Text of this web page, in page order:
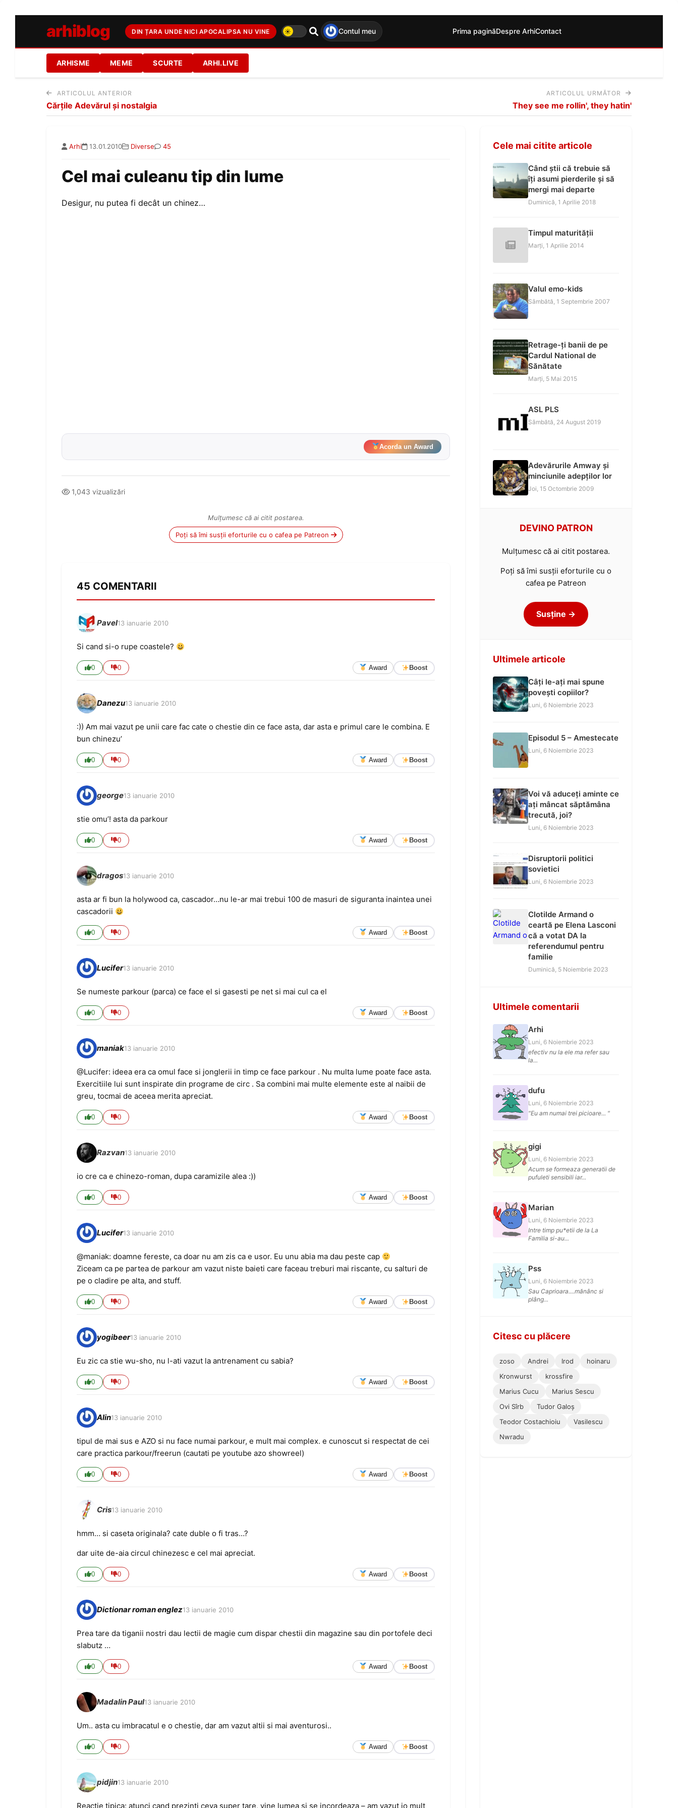
arhiblog DIN ȚARA UNDE NICI APOCALIPSA NU VINE Contul meu Prima paginăDespre ArhiContact
ARHISME MEME SCURTE ARHI.LIVE
ARTICOLUL ANTERIOR
Cărţile Adevărul şi nostalgia
ARTICOLUL URMĂTOR
They see me rollin', they hatin'
Arhi 13.01.2010 Diverse 45
Cel mai culeanu tip din lume
Desigur, nu putea fi decât un chinez…
Acorda un Award
1,043 vizualizări
Mulțumesc că ai citit postarea.
Poți să îmi susții eforturile cu o cafea pe Patreon
45 COMENTARII
Pavel13 ianuarie 2010
Si cand si-o rupe coastele?
0 0 Award Boost
Danezu13 ianuarie 2010
:)) Am mai vazut pe unii care fac cate o chestie din ce face asta, dar asta e primul care le combina. E
bun chinezu’
0 0 Award Boost
george13 ianuarie 2010
stie omu’! asta da parkour
0 0 Award Boost
dragos13 ianuarie 2010
asta ar fi bun la holywood ca, cascador…nu le-ar mai trebui 100 de masuri de siguranta inaintea unei
cascadorii
0 0 Award Boost
Lucifer13 ianuarie 2010
Se numeste parkour (parca) ce face el si gasesti pe net si mai cul ca el
0 0 Award Boost
maniak13 ianuarie 2010
@Lucifer: ideea era ca omul face si jonglerii in timp ce face parkour . Nu multa lume poate face asta.
Exercitiile lui sunt inspirate din programe de circ . Sa combini mai multe elemente este al naibii de
greu, tocmai de aceea merita apreciat.
0 0 Award Boost
Razvan13 ianuarie 2010
io cre ca e chinezo-roman, dupa caramizile alea :))
0 0 Award Boost
Lucifer13 ianuarie 2010
@maniak: doamne fereste, ca doar nu am zis ca e usor. Eu unu abia ma dau peste cap
Ziceam ca pe partea de parkour am vazut niste baieti care faceau treburi mai riscante, cu salturi de
pe o cladire pe alta, and stuff.
0 0 Award Boost
yogibeer13 ianuarie 2010
Eu zic ca stie wu-sho, nu l-ati vazut la antrenament cu sabia?
0 0 Award Boost
Alin13 ianuarie 2010
tipul de mai sus e AZO si nu face numai parkour, e mult mai complex. e cunoscut si respectat de cei
care practica parkour/freerun (cautati pe youtube azo showreel)
0 0 Award Boost
Cris13 ianuarie 2010
hmm… si caseta originala? cate duble o fi tras…?
dar uite de-aia circul chinezesc e cel mai apreciat.
0 0 Award Boost
Dictionar roman englez13 ianuarie 2010
Prea tare da tiganii nostri dau lectii de magie cum dispar chestii din magazine sau din portofele deci
slabutz …
0 0 Award Boost
Madalin Paul13 ianuarie 2010
Um.. asta cu imbracatul e o chestie, dar am vazut altii si mai aventurosi..
0 0 Award Boost
pidjin13 ianuarie 2010
Reactie tipica: atunci cand prezinti ceva super tare, vine lumea si se incordeaza – am vazut io mult
Cele mai citite articole
Când știi că trebuie să
îți asumi pierderile și să
mergi mai departe
Duminică, 1 Aprilie 2018
Timpul maturității
Marți, 1 Aprilie 2014
Valul emo-kids
Sâmbătă, 1 Septembrie 2007
Retrage-ți banii de pe
Cardul National de
Sănătate
Marți, 5 Mai 2015
ASL PLS
Sâmbătă, 24 August 2019
Adevărurile Amway și
minciunile adepților lor
Joi, 15 Octombrie 2009
DEVINO PATRON
Mulțumesc că ai citit postarea.
Poți să îmi susții eforturile cu o
cafea pe Patreon
Susține →
Ultimele articole
Câți le-ați mai spune
povești copiilor?
Luni, 6 Noiembrie 2023
Episodul 5 – Amestecate
Luni, 6 Noiembrie 2023
Voi vă aduceți aminte ce
ați mâncat săptămâna
trecută, joi?
Luni, 6 Noiembrie 2023
Disruptorii politici
sovietici
Luni, 6 Noiembrie 2023
Clotilde Armand o
ceartă pe Elena Lasconi
că a votat DA la
referendumul pentru
familie
Duminică, 5 Noiembrie 2023
Ultimele comentarii
Arhi
Luni, 6 Noiembrie 2023
efectiv nu la ele ma refer sau
la...
dufu
Luni, 6 Noiembrie 2023
"Eu am numai trei picioare... "
gigi
Luni, 6 Noiembrie 2023
Acum se formeaza generatii de
pufuleti sensibili iar...
Marian
Luni, 6 Noiembrie 2023
Intre timp pu*etii de la La
Familia si-au...
Pss
Luni, 6 Noiembrie 2023
Sau Caprioara....mănânc si
plâng...
Citesc cu plăcere
zoso Andrei Irod
hoinaru
Kronwurst
krossfire
Marius Cucu
Marius Sescu
Ovi Sîrb
Tudor Galoș
Teodor Costachioiu
Vasilescu
Nwradu